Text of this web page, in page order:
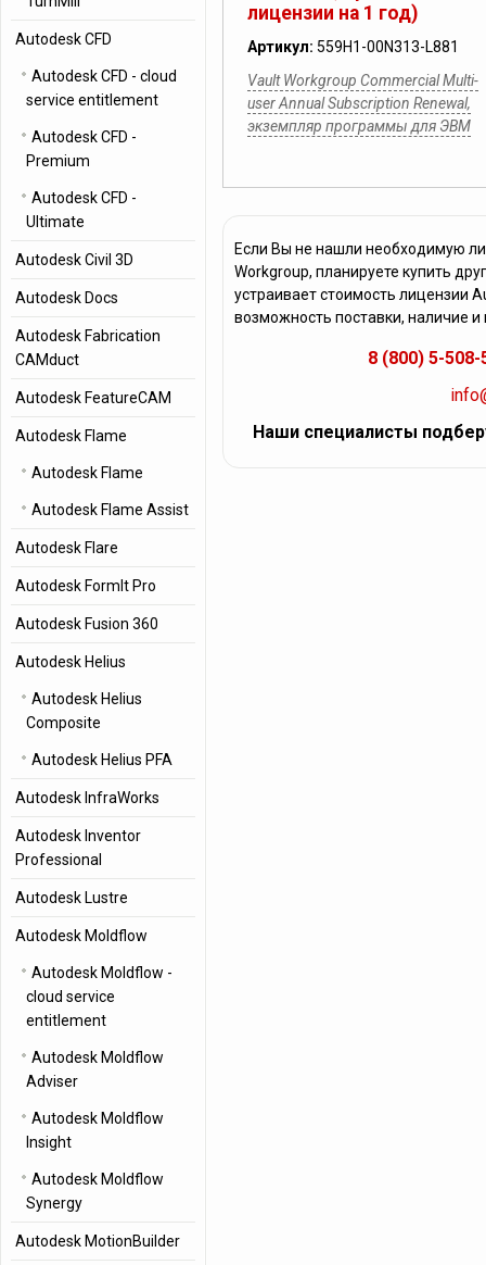
лицензии на 1 год)
Артикул: 559H1-00N313-L881
Vault Workgroup Commercial Multi-
user Annual Subscription Renewal,
экземпляр программы для ЭВМ
Если Вы не нашли необходимую
Workgroup, планируете купить
устраивает стоимость лицензии
возможность поставки, наличие
8 (800) 5-508-
Наши специалисты
Autodesk CFD
Autodesk CFD - cloud
service entitlement
Autodesk CFD -
Premium
Autodesk CFD -
Ultimate
Autodesk Civil 3D
Autodesk Docs
Autodesk Fabrication
CAMduct
Autodesk FeatureCAM
Autodesk Flame
Autodesk Flame
Autodesk Flame Assist
Autodesk Flare
Autodesk FormIt Pro
Autodesk Fusion 360
Autodesk Helius
Autodesk Helius
Composite
Autodesk Helius PFA
Autodesk InfraWorks
Autodesk Inventor
Professional
Autodesk Lustre
Autodesk Moldflow
Autodesk Moldflow -
cloud service
entitlement
Autodesk Moldflow
Adviser
Autodesk Moldflow
Insight
Autodesk Moldflow
Synergy
Autodesk MotionBuilder